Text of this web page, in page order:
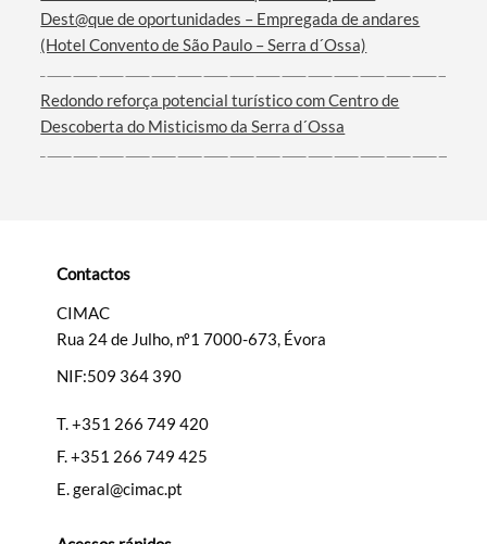
Categorias gerais
Filtros
Dest@que de oportunidades – Empregada de andares
(Hotel Convento de São Paulo – Serra d´Ossa)
Redondo reforça potencial turístico com Centro de
Descoberta do Misticismo da Serra d´Ossa
Contactos
CIMAC
Rua 24 de Julho, nº1 7000-673, Évora
NIF:509 364 390
T.+351 266 749 420
F.+351 266 749 425
E.geral@cimac.pt